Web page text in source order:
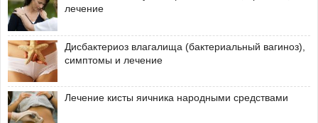
лечение
Дисбактериоз влагалища (бактериальный вагиноз),
симптомы и лечение
Лечение кисты яичника народными средствами